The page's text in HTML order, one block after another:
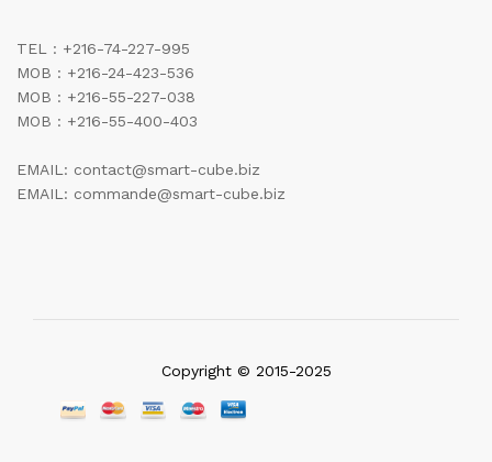
TEL : +216-74-227-995
MOB : +216-24-423-536
MOB : +216-55-227-038
MOB : +216-55-400-403
EMAIL: contact@smart-cube.biz
EMAIL: commande@smart-cube.biz
Copyright © 2015-2025